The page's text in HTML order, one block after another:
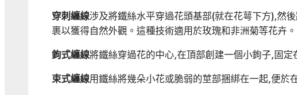
穿刺纏線涉及將鐵絲水平穿過花頭基部(就在花萼下方),然
裹以獲得自然外觀。這種技術適用於玫瑰和非洲菊等花卉。
鉤式纏線將鐵絲穿過花的中心,在頂部創建一個小鉤子,固
束式纏線用鐵絲將幾朵小花或脆弱的莖部捆綁在一起,便於